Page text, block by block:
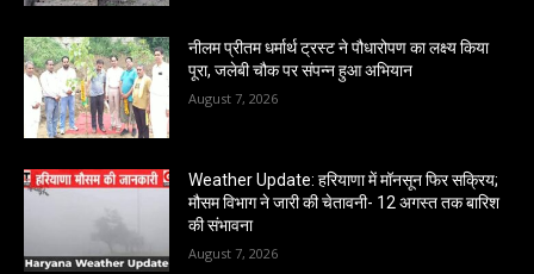
नीलम प्रीतम धर्मार्थ ट्रस्ट ने पौधारोपण का लक्ष्य किया
पूरा, जलेबी चौक पर संपन्न हुआ अभियान
August 7, 2026
Weather Update: हरियाणा में मॉनसून फिर सक्रिय;
मौसम विभाग ने जारी की चेतावनी- 12 अगस्त तक बारिश
की संभावना
August 7, 2026